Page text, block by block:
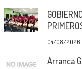
04/08/2026
Arranca